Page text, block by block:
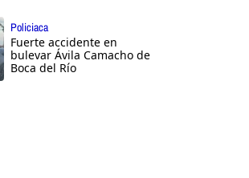
Policiaca
Fuerte accidente en
bulevar Ávila Camacho de
Boca del Río